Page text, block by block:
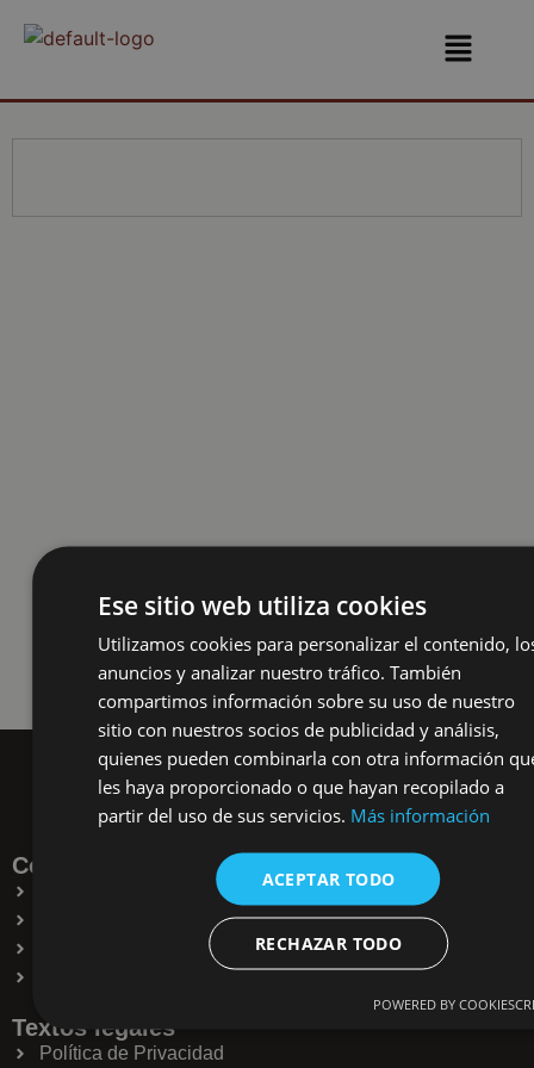
Contacto. Tienda Francisco Escudero
Calle Príncipe de Vergara, 28
arte@franciscoescuderoanticuarios.com
Textos legales
Política de Privacidad
Ese sitio web utiliza cookies
Utilizamos cookies para personalizar el contenido,
anuncios y analizar nuestro tráfico. También
compartimos información sobre su uso de nuestro
sitio con nuestros socios de publicidad y análisis,
quienes pueden combinarla con otra información
les haya proporcionado o que hayan recopilado a
partir del uso de sus servicios. Más información
ACEPTAR TODO
RECHAZAR TODO
POWERED BY